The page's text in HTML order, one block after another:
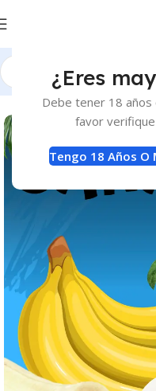
¿Eres
Debe tener 18 años
favor
Tengo 18 Años O
Inicio E-Liquids E-Liquids